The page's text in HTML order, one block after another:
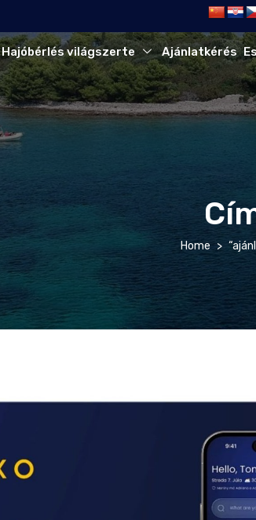
Hajóbérlés világszerte Ajánlatkérés
Home